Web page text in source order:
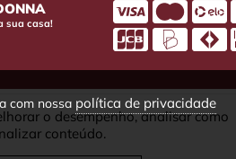
sua casa!
o desempenho, analisar como
conteúdo.
com nossa política de privacidade